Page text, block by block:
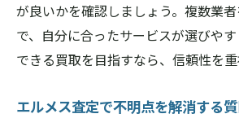
が良いかを確認しましょう。複数業
で、自分に合ったサービスが選びや
できる買取を目指すなら、信頼性を重
エルメス査定で不明点を解消する